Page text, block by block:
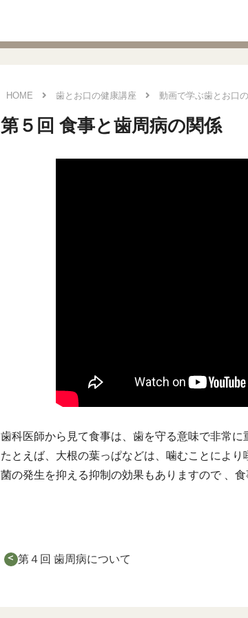
HOME 歯とお口の健康講座 動画で学ぶ歯とお口
第５回 食事と歯周病の関係
歯科医師から見て食事は、歯を守る意味で非常
たとえば、大根の葉っぱなどは、噛むことによ
菌の発生を抑える抑制の効果もありますので 、
第４回 歯周病について